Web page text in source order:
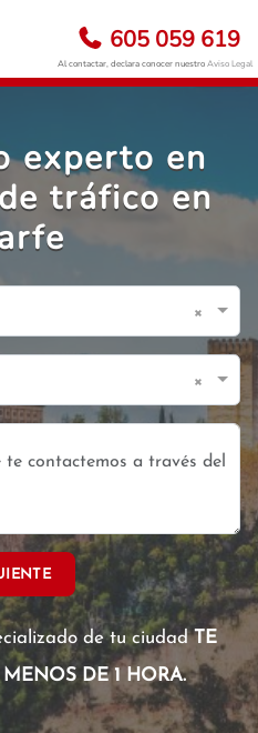
605 059 619
Al contactar, declara conocer nuestroAviso Legal
experto en
tráfico en
×
×
de tu ciudadTE
DE 1 HORA.